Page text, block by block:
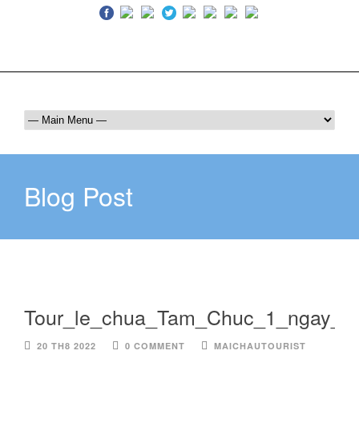
Blog Post
Tour_le_chua_Tam_Chuc_1_ngay_3
20 TH8 2022 0 COMMENT MAICHAUTOURIST